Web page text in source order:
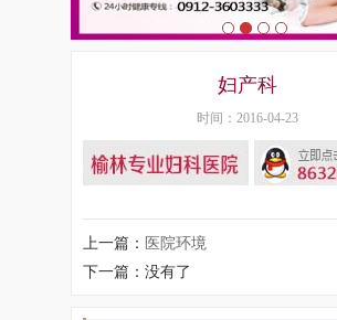
妇产科
时间：2016-04-23
上一篇： 医院环境
下一篇：没有了